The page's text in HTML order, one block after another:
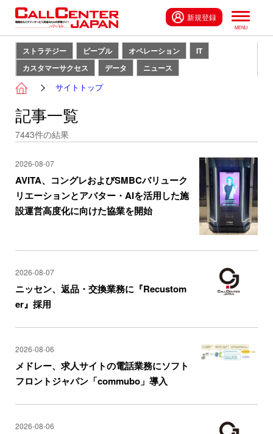
新規登録
ストラテジー ピープル オペレーション
IT
カスタマーサクセス
データ ニュース
サイトトップ
記事一覧
7443件の結果
2026-08-07
AVITA、コングレおよびSMBCバリューク
リエーションとアバター・AIを活用した施
設運営高度化に向けた協業を開始
2026-08-07
ニッセン、返品・交換業務に『Recustom
er』採用
2026-08-06
メドレー、求人サイトの電話業務にソフト
フロントジャパン「commubo」導入
2026-08-06